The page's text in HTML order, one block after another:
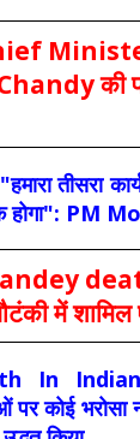
की
तीसरा
PM
में शामिल
In
पर कोई